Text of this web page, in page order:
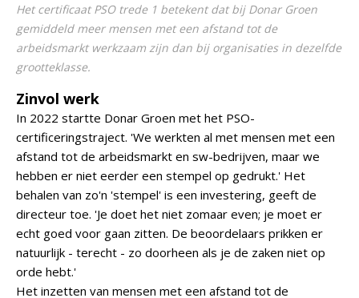
Het certificaat PSO trede 1 betekent dat bij Donar Groen
gemiddeld meer mensen met een afstand tot de
arbeidsmarkt werkzaam zijn dan bij organisaties in dezelfde
grootteklasse.
Zinvol werk
In 2022 startte Donar Groen met het PSO-
certificeringstraject. 'We werkten al met mensen met een
afstand tot de arbeidsmarkt en sw-bedrijven, maar we
hebben er niet eerder een stempel op gedrukt.' Het
behalen van zo'n 'stempel' is een investering, geeft de
directeur toe. 'Je doet het niet zomaar even; je moet er
echt goed voor gaan zitten. De beoordelaars prikken er
natuurlijk - terecht - zo doorheen als je de zaken niet op
orde hebt.'
Het inzetten van mensen met een afstand tot de